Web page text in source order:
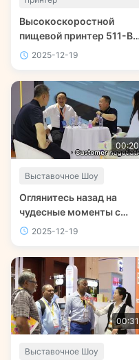
Высокоскоростной
пищевой принтер 511-B
foodprinttech
2025-12-19
00:20
Выставочное Шоу
Оглянитесь назад на
чудесные моменты с
клиентами на сайте
2025-12-19
00:31
Выставочное Шоу